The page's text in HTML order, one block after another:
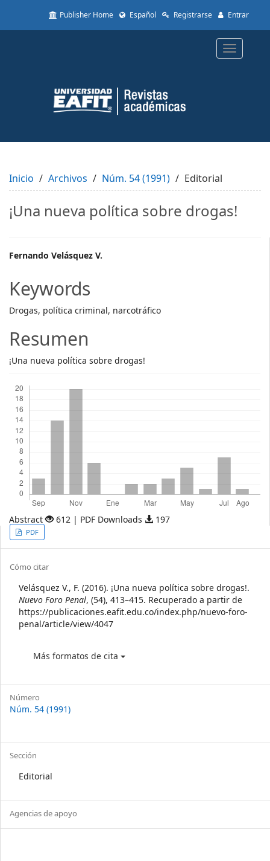
to
Content
Sidebar
Publisher Home Español Registrarse Entrar
Toggle
Inicio Archivos Núm. 54 (1991) Editorial
¡Una nueva política sobre drogas!
Main
Article
Content
Fernando Velásquez V.
Keywords
Drogas, política criminal, narcotráfico
Resumen
¡Una nueva política sobre drogas!
Abstract 612 | PDF Downloads 197
Article
Sidebar
PDF
Article
Details
Cómo citar
Velásquez V., F. (2016). ¡Una nueva política sobre drogas!.
Nuevo Foro Penal, (54), 413–415. Recuperado a partir de
https://publicaciones.eafit.edu.co/index.php/nuevo-foro-
penal/article/view/4047
Más formatos de cita
Número
Núm. 54 (1991)
Sección
Editorial
Agencias de apoyo